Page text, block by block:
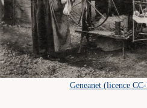
Geneanet (licence